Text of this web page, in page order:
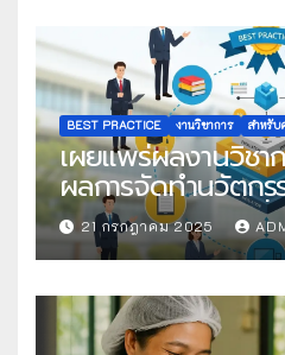
BEST PRACTICE งานวิชาการ สำหรับ
เผยแพร่ผลงานวิชา
ผลการจัดทำนวัตก
คัดเลือกวิธีปฏิบัติที่
21 กรกฎาคม 2025